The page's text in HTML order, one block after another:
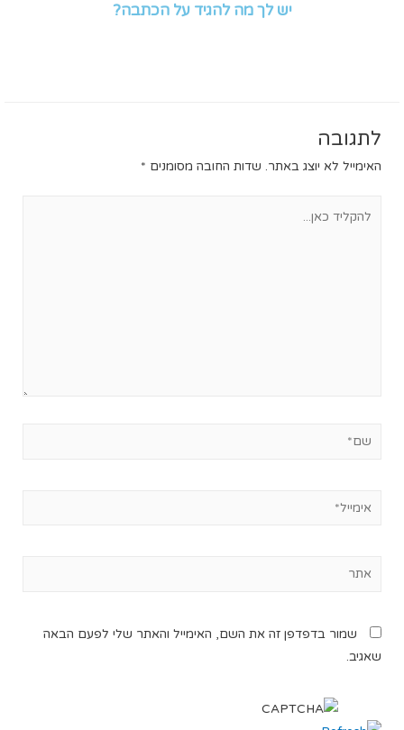
יש לך מה להגיד על הכתבה?
לתגובה
האימייל לא יוצג באתר. שדות החובה מסומנים *
שמור בדפדפן זה את השם, האימייל והאתר שלי לפעם הבאה
שאגיב.